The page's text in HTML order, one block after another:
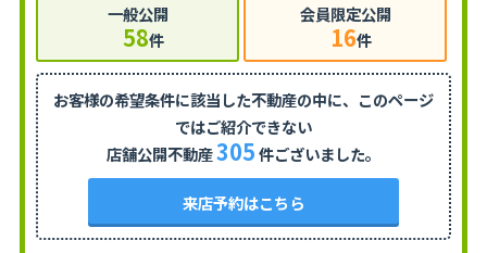
一般公開
58件
会員限定公開
16件
お客様の希望条件に該当した不動産の中に、 このページ
ではご紹介できない
店舗公開不動産305件ございました。
来店予約はこちら